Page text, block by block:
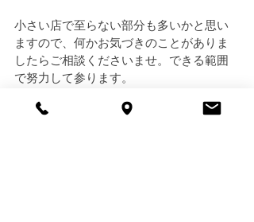
小さい店で至らない部分も多いかと思い
ますので、何かお気づきのことがありま
したらご相談くださいませ。できる範囲
で努力して参ります。
致します。